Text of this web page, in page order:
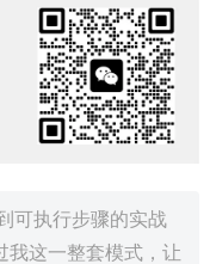
可执行步骤的实战
我这一整套模式，让